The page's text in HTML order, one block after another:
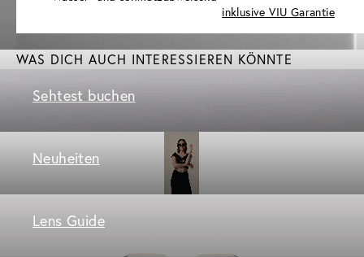
inklusive VIU Garantie
WAS DICH AUCH INTERESSIEREN KÖNNTE
Sehtest buchen
Neuheiten
Lens Guide